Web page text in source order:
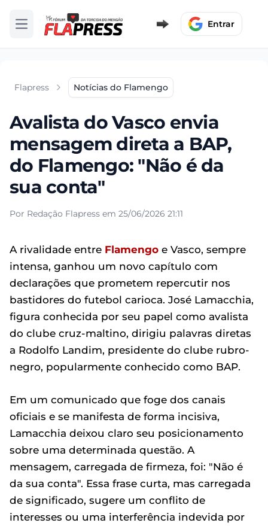
Abrir menu Entrar
Flapress Notícias do Flamengo
Avalista do Vasco envia
mensagem direta a BAP,
do Flamengo: "Não é da
sua conta"
Por Redação Flapress em 25/06/2026 21:11
A rivalidade entre Flamengo e Vasco, sempre
intensa, ganhou um novo capítulo com
declarações que prometem repercutir nos
bastidores do futebol carioca. José Lamacchia,
figura conhecida por seu papel como avalista
do clube cruz-maltino, dirigiu palavras diretas
a Rodolfo Landim, presidente do clube rubro-
negro, popularmente conhecido como BAP.
Em um comunicado que foge dos canais
oficiais e se manifesta de forma incisiva,
Lamacchia deixou claro seu posicionamento
sobre uma determinada questão. A
mensagem, carregada de firmeza, foi: "Não é
da sua conta". Essa frase curta, mas carregada
de significado, sugere um conflito de
interesses ou uma interferência indevida por